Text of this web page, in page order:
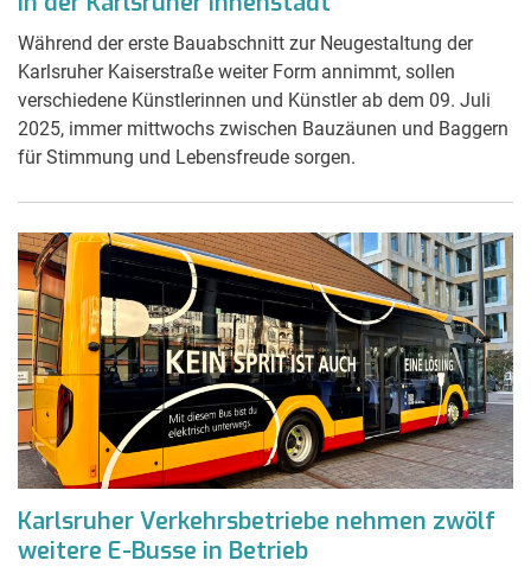
Während der erste Bauabschnitt zur Neugestaltung der
Karlsruher Kaiserstraße weiter Form annimmt, sollen
verschiedene Künstlerinnen und Künstler ab dem 09. Juli
2025, immer mittwochs zwischen Bauzäunen und Baggern
für Stimmung und Lebensfreude sorgen.
Karlsruher Verkehrsbetriebe nehmen zwölf
weitere E-Busse in Betrieb